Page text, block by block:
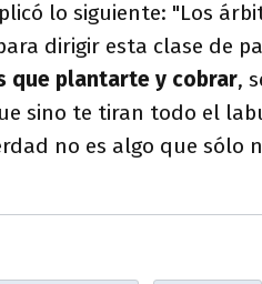
lo siguiente: "Los
dirigir esta clase de
que plantarte y cobrar,
sino te tiran todo el
no es algo que sólo